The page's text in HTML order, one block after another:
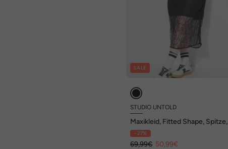
SALE
STUDIO UNTOLD
Maxikleid, Fitted Shape, Spitze,
blickdichtes Unterkleid
- 27%
69,99€ 50,99€